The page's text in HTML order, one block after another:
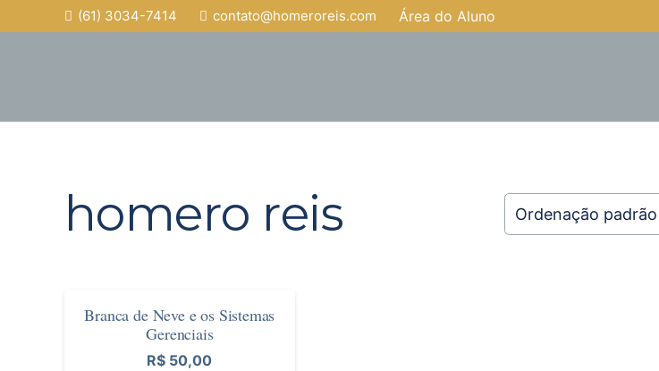
(61) 3034-7414 contato@homeroreis.com Área do Aluno
homero reis
Branca de Neve e os Sistemas
Gerenciais
R$ 50,00